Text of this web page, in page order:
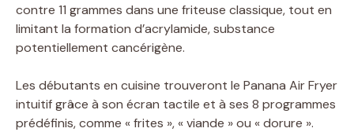
contre 11 grammes dans une friteuse classique, tout en
limitant la formation d’acrylamide, substance
potentiellement cancérigène.
Les débutants en cuisine trouveront le Panana Air Fryer
intuitif grâce à son écran tactile et à ses 8 programmes
prédéfinis, comme « frites », « viande » ou « dorure ».